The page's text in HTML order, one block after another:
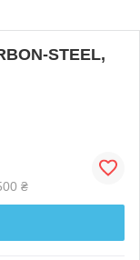
STEEL,
₴